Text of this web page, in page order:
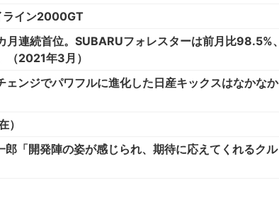
ライン2000GT
連続首位。SUBARUフォレスターは前月比98.5%、
2021年3月）
ェンジでパワフルに進化した日産キックスはなかなか
）
「開発陣の姿が感じられ、期待に応えてくれるクル